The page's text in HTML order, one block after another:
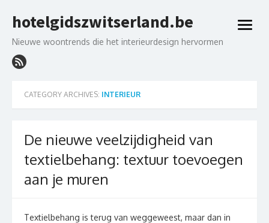
to
hotelgidszwitserland.be
Nieuwe woontrends die het interieurdesign hervormen
open
CATEGORY ARCHIVES: INTERIEUR
De nieuwe veelzijdigheid van
textielbehang: textuur toevoegen
aan je muren
Textielbehang is terug van weggeweest, maar dan in